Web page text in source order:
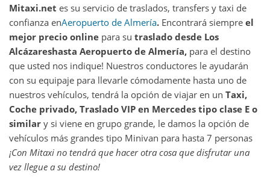
Mitaxi.net es su servicio de traslados, transfers y taxi de
confianza enAeropuerto de Almería. Encontrará siempre el
mejor precio online para su traslado desde Los
Alcázareshasta Aeropuerto de Almería, para el destino
que usted nos indique! Nuestros conductores le ayudarán
con su equipaje para llevarle cómodamente hasta uno de
nuestros vehículos, tendrá la opción de viajar en un Taxi,
Coche privado, Traslado VIP en Mercedes tipo clase E o
similar y si viene en grupo grande, le damos la opción de
vehículos más grandes tipo Minivan para hasta 7 personas
¡Con Mitaxi no tendrá que hacer otra cosa que disfrutar una
vez llegue a su destino!